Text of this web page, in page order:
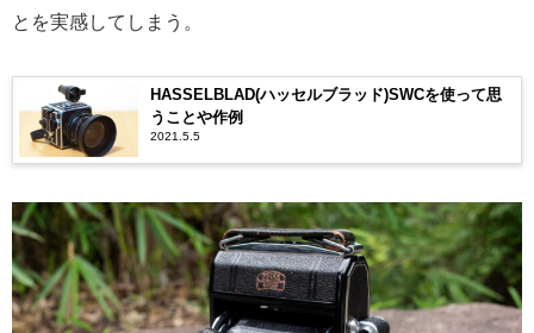
とを実感してしまう。
HASSELBLAD(ハッセルブラッド)SWCを使って思
うことや作例
2021.5.5